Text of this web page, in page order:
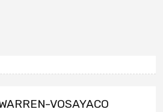
VOSAYACO